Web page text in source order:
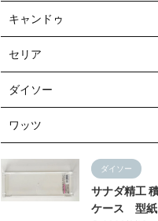
キャンドゥ
セリア
ダイソー
ワッツ
ダイソー
サナダ精工
ケース 型紙